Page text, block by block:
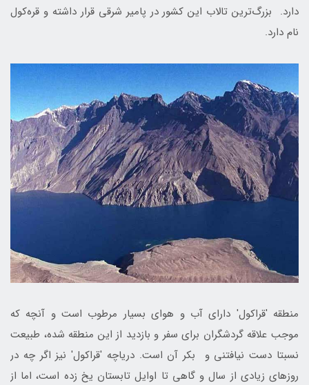
دارد. بزرگ‌ترين تالاب اين كشور در پامير شرقي قرار داشته و قره‌كول
نام دارد.
منطقه 'قراكول' دارای آب و هواي بسيار مرطوب است و آنچه كه
موجب علاقه گردشگران برای سفر و بازديد از اين منطقه شده، طبيعت
نسبتا دست نيافتني و بكر آن است. درياچه 'قراكول' نيز اگر چه در
روزهای زيادی از سال و گاهی تا اوايل تابستان يخ زده است، اما از